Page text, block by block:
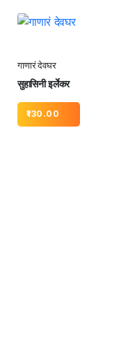
गाणारं देवघर
सुहासिनी इर्लेकर
130.00